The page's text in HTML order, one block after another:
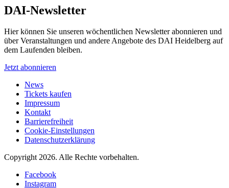
DAI-Newsletter
Hier können Sie unseren wöchentlichen Newsletter abonnieren und
über Veranstaltungen und andere Angebote des DAI Heidelberg auf
dem Laufenden bleiben.
Jetzt abonnieren
News
Tickets kaufen
Impressum
Kontakt
Barrierefreiheit
Cookie-Einstellungen
Datenschutzerklärung
Copyright 2026. Alle Rechte vorbehalten.
Facebook
Instagram